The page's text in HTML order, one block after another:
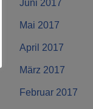
Juni 2017
Mai 2017
April 2017
März 2017
Februar 2017